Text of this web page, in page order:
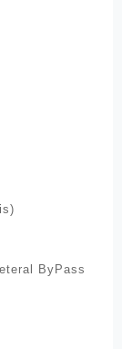
ByPass